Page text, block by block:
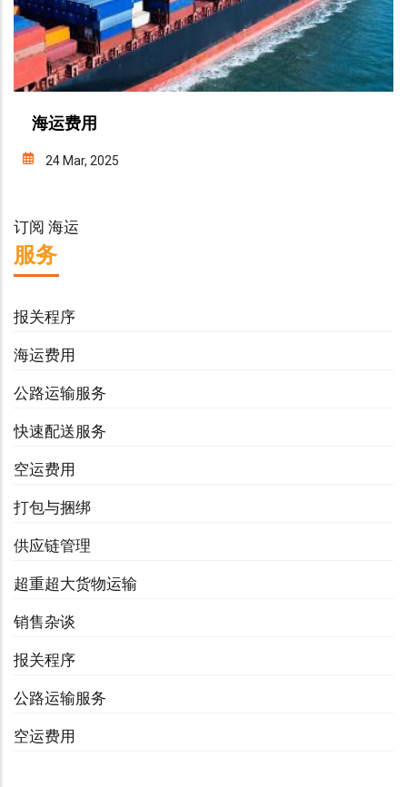
海运费用
24 Mar, 2025
订阅 海运
服务
报关程序
海运费用
公路运输服务
快速配送服务
空运费用
打包与捆绑
供应链管理
超重超大货物运输
销售杂谈
报关程序
公路运输服务
空运费用